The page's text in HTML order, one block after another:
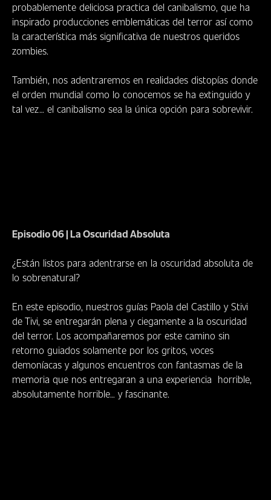
probablemente deliciosa practica del canibalismo, que ha
inspirado producciones emblemáticas del terror así como
la característica más significativa de nuestros queridos
zombies.
También, nos adentraremos en realidades distopías donde
el orden mundial como lo conocemos se ha extinguido y
tal vez… el canibalismo sea la única opción para sobrevivir.
Episodio 06|La Oscuridad Absoluta
¿Están listos para adentrarse en la oscuridad absoluta de
lo sobrenatural?
En este episodio, nuestros guías Paola del Castillo y Stivi
de Tivi, se entregarán plena y ciegamente a la oscuridad
del terror. Los acompañaremos por este camino sin
retorno guiados solamente por los gritos, voces
demoníacas y algunos encuentros con fantasmas de la
memoria que nos entregaran a una experiencia horrible,
absolutamente horrible… y fascinante.